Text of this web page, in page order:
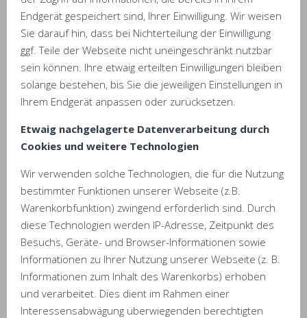
Endgerät gespeichert sind, Ihrer Einwilligung. Wir weisen
Sie darauf hin, dass bei Nichterteilung der Einwilligung
ggf. Teile der Webseite nicht uneingeschränkt nutzbar
sein können. Ihre etwaig erteilten Einwilligungen bleiben
solange bestehen, bis Sie die jeweiligen Einstellungen in
Ihrem Endgerät anpassen oder zurücksetzen.
Etwaig nachgelagerte Datenverarbeitung durch
Cookies und weitere Technologien
Wir verwenden solche Technologien, die für die Nutzung
bestimmter Funktionen unserer Webseite (z.B.
Warenkorbfunktion) zwingend erforderlich sind. Durch
diese Technologien werden IP-Adresse, Zeitpunkt des
Besuchs, Geräte- und Browser-Informationen sowie
Informationen zu Ihrer Nutzung unserer Webseite (z. B.
Informationen zum Inhalt des Warenkorbs) erhoben
und verarbeitet. Dies dient im Rahmen einer
Interessensabwägung überwiegenden berechtigten